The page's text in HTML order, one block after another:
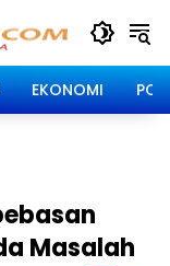
EKONOMI
Masalah